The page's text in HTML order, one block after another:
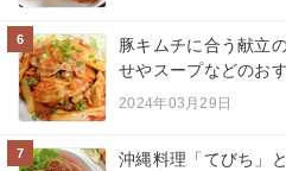
6
豚キムチに合う献立
せやスープなどのお
2024年03月29日
7
沖縄料理「てびち」